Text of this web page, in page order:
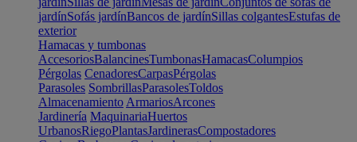
jardínSofás jardínBancos de jardínSillas colgantesEstufas de
exterior
Hamacas y tumbonas
AccesoriosBalancinesTumbonasHamacasColumpios
Pérgolas CenadoresCarpasPérgolas
Parasoles SombrillasParasolesToldos
Almacenamiento ArmariosArcones
Jardinería MaquinariaHuertos
UrbanosRiegoPlantasJardinerasCompostadores